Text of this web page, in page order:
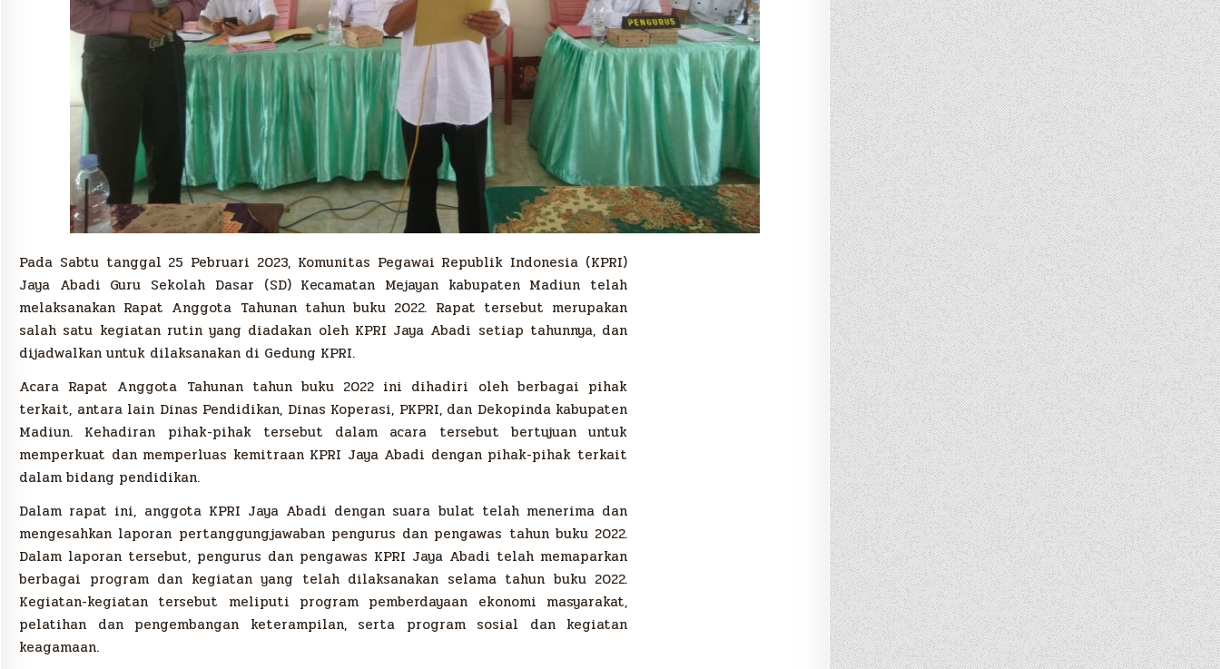
Pada Sabtu tanggal 25 Pebruari 2023, Komunitas Pegawai Republik Indonesia (KPRI)
Jaya Abadi Guru Sekolah Dasar (SD) Kecamatan Mejayan kabupaten Madiun telah
melaksanakan Rapat Anggota Tahunan tahun buku 2022. Rapat tersebut merupakan
salah satu kegiatan rutin yang diadakan oleh KPRI Jaya Abadi setiap tahunnya, dan
dijadwalkan untuk dilaksanakan di Gedung KPRI.
Acara Rapat Anggota Tahunan tahun buku 2022 ini dihadiri oleh berbagai pihak
terkait, antara lain Dinas Pendidikan, Dinas Koperasi, PKPRI, dan Dekopinda kabupaten
Madiun. Kehadiran pihak-pihak tersebut dalam acara tersebut bertujuan untuk
memperkuat dan memperluas kemitraan KPRI Jaya Abadi dengan pihak-pihak terkait
dalam bidang pendidikan.
Dalam rapat ini, anggota KPRI Jaya Abadi dengan suara bulat telah menerima dan
mengesahkan laporan pertanggungjawaban pengurus dan pengawas tahun buku 2022.
Dalam laporan tersebut, pengurus dan pengawas KPRI Jaya Abadi telah memaparkan
berbagai program dan kegiatan yang telah dilaksanakan selama tahun buku 2022.
Kegiatan-kegiatan tersebut meliputi program pemberdayaan ekonomi masyarakat,
pelatihan dan pengembangan keterampilan, serta program sosial dan kegiatan
keagamaan.